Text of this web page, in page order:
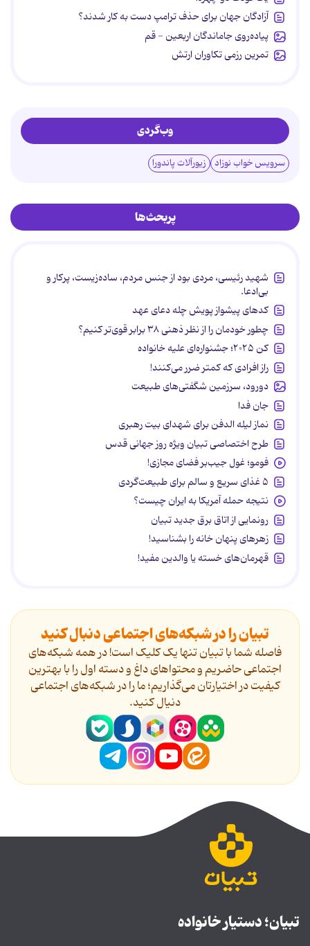
آزادگان جهان برای حذف ترامپ دست به کار شدند؟
پیاده‌روی جاماندگان اربعین - قم
تمرین رزمی تکاوران ارتش
وب‌گردی
سرویس خواب نوزاد زیورآلات پاندورا
پربحث‌ها
شهید رئیسی، مردی بود از جنس مردم، ساده‌زیست، پرکار و
بی‌ادعا.
کدهای پیشواز پویش چله دعای عهد
چطور خودمان را از نظر ذهنی ۳۸ برابر قوی‌تر کنیم؟
کن ۲۰۲۵؛ جشنواره‌ای علیه خانواده
راز افرادی که کمتر ضرر می‌کنند!
دورود، سرزمین شگفتی‌های طبیعت
جان فدا
نماز لیله الدفن برای شهدای بیت رهبری
طرح اختصاصی تبیان ویژه روز جهانی قدس
فومو؛ غول جیب‌بر فضای مجازی!
۵ غذای سریع و سالم برای طبیعت‌گردی
نتیجه حمله آمریکا به ایران چیست؟
رونمایی از اتاق برق جدید تبیان
زهرهای پنهان خانه را بشناسید!
قهرمان‌های خسته یا والدین مفید!
تبیان را در شبکه‌های اجتماعی دنبال کنید
فاصله شما با تبیان تنها یک کلیک است! در همه شبکه‌های
اجتماعی حاضریم و محتواهای داغ و دسته اول را با بهترین
کیفیت در اختیارتان می‌گذاریم؛ ما را در شبکه‌های اجتماعی
دنیال کنید.
تبیان؛ دستیار خانواده